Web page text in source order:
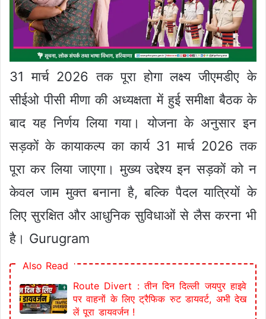
31 मार्च 2026 तक पूरा होगा लक्ष्य जीएमडीए के
सीईओ पीसी मीणा की अध्यक्षता में हुई समीक्षा बैठक के
बाद यह निर्णय लिया गया। योजना के अनुसार इन
सड़कों के कायाकल्प का कार्य 31 मार्च 2026 तक
पूरा कर लिया जाएगा। मुख्य उद्देश्य इन सड़कों को न
केवल जाम मुक्त बनाना है, बल्कि पैदल यात्रियों के
लिए सुरक्षित और आधुनिक सुविधाओं से लैस करना भी
है। Gurugram
Also Read
Route Divert : तीन दिन दिल्ली जयपुर हाइवे
पर वाहनों के लिए ट्रैफिक रुट डायवर्ट, अभी देख
लें पूरा डायवर्जन !